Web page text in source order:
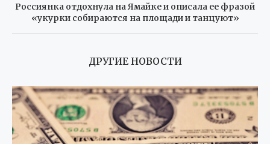
Россиянка отдохнула на Ямайке и описала ее фразой
«укурки собираются на площади и танцуют»
ДРУГИЕ НОВОСТИ